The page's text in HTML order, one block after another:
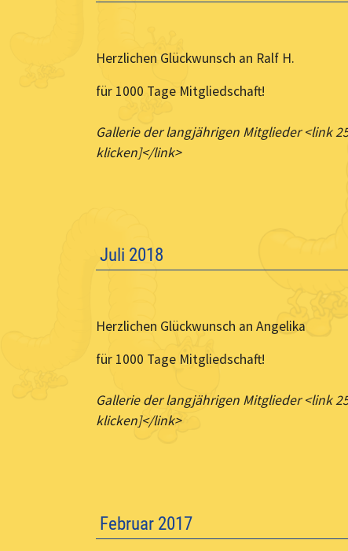
Herzlichen Glückwunsch an Ralf H.
für 1000 Tage Mitgliedschaft!
Gallerie der langjährigen Mitglieder <link
klicken]</link>
Juli 2018
Herzlichen Glückwunsch an Angelika
für 1000 Tage Mitgliedschaft!
Gallerie der langjährigen Mitglieder <link
klicken]</link>
Februar 2017